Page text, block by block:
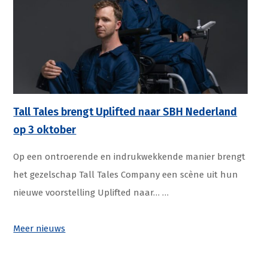
Tall Tales brengt Uplifted naar SBH Nederland
op 3 oktober
Op een ontroerende en indrukwekkende manier brengt
het gezelschap Tall Tales Company een scène uit hun
nieuwe voorstelling Uplifted naar……
Meer nieuws